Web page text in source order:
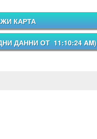
КАРТА
ДАННИ ОТ 11:10:24 AM)